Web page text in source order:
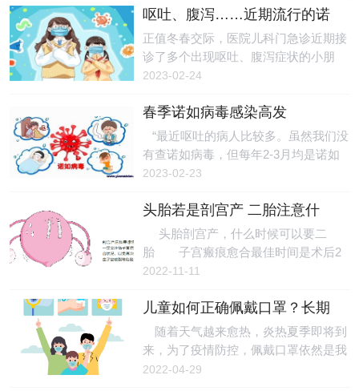
心发展规律。于家长而言，尊重孩童成
长规律、掌握科学育儿知识，才能在焦
虑营销中保持理性。任何启蒙课程都不
能代替高质量的亲子陪伴。与其盲目报
班，家长更应该花时间和精力，陪孩子
者中，半数以上听力损伤是可以避免和
预防的。 过了新生儿听筛 长大了
也会出现听力受损 随着我国新生儿
听力筛查的普及，先天性听力损失的确
少孩子出生时听力正常，在成长过程中
因为遗传因素、耳部感染、病毒感染、
噪声暴露等出现听力损伤，也叫“迟发
性听力损伤”。“迟发性听力损伤”具有较
强的隐匿性，尤其是还不会说话的婴幼
呕吐、腹泻……近期流行的诺
如病毒 怎么预防
正值冬春交际，医院儿科门急诊近期接
诊了多个出现呕吐、腹泻症状的小朋
友。有的患儿病情较为严重，表现为面
状，大多被诊断为病毒感染，其中最主
要是诺如病毒。 什么是诺如病
毒 诺如病毒是一组无包膜RNA病
毒，是导致急性胃肠炎的主要病原之
要原因。 诺如病毒的发病以轻症为
以轻重不等的呕吐或腹泻为主要表现，
可单有呕吐或腹泻，亦可先吐后泻。儿
童以呕吐症状为主，腹泻为黄色稀水样
2023-02-24
春季诺如病毒感染高发
“最近呕吐的病人比较多。虽然我们没
有查诺如病毒，但每年2-3月均是诺如
病毒感染的高发期。”广东省妇幼保健
诺如病毒传染性极强，很容易在托幼机
构、幼儿园等场所造成短时间内多人集
中发病。因此，早春开学季要特别提防
诺如病毒感染。 积极预防做好这两
一种病毒，传染性极强，只要一点点的
可通过被污染的水、食物、物品等进行
传播。 刘鸿说，一旦感染诺如病毒
后，潜伏期短，一般为一两天，之
2023-02-23
头胎若是剖宫产 二胎注意什
么？
头胎剖宫产，什么时候可以要二
胎 子宫瘢痕愈合最佳时间是术后2
～3年，因此，医生一般都会建议避孕2
妈妈，当子宫切口恢复得差不多了，再
怀二孩。 剖宫产后，子宫切口在短
期内愈合不“牢固”，如果过早怀孕，随
着胎儿的发育，子宫不断增大，子宫瘢
2022-11-11
儿童如何正确佩戴口罩？长期
带口罩出现皮肤问题怎么办？
随着天气越来愈热，炎热夏季即将到
来，为了疫情防控，佩戴口罩依然是我
们出门的标配。不管是大人还是孩子口
2022-04-29